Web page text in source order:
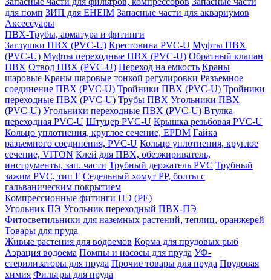
для помп ЗИП для EHEIM Запасные части для аквариумов
Аксессуары
ПВХ-Трубы, арматура и фитинги
Заглушки ПВХ (PVC-U) Крестовина PVC-U Муфты ПВХ
(PVC-U) Муфты переходные ПВХ (PVC-U) Обратный клапан
ПВХ Отвод ПВХ (PVC-U) Переход на емкость Краны
шаровые Краны шаровые тонкой регулировки Разъемное
соединение ПВХ (PVC-U) Тройники ПВХ (PVC-U) Тройники
переходные ПВХ (PVC-U) Трубы ПВХ Угольники ПВХ
(PVC-U) Угольники переходные ПВХ (PVC-U) Втулка
переходная PVC-U Штуцер PVC-U Крышка резьбовая PVC-U
Кольцо уплотнения, круглое сечение, EPDM Гайка
разъемного соединения, PVC-U Кольцо уплотнения, круглое
сечение, VITON Клей для ПВХ, обезжириватель,
инструменты, зап. части Трубный держатель PVC Трубный
зажим PVC, тип F Седельный хомут PP, болты с
гальваническим покрытием
Компрессионные фитинги ПЭ (PE)
Угольник ПЭ Угольник переходный ПВХ-ПЭ
Фитосветильники для наземных растений, теплиц, оранжерей
Товары для пруда
Живые растения для водоемов Корма для прудовых рыб
Аэрация водоема Помпы и насосы для пруда УФ-
стерилизаторы для пруда Прочие товары для пруда Прудовая
химия Фильтры для пруда